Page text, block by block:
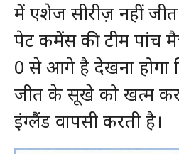
में एशेज सीरीज़ नहीं
पेट कमेंस की टीम पांच
0 से आगे है देखना होगा
जीत के सूखे को खत्म
इंग्लैंड वापसी करती है।